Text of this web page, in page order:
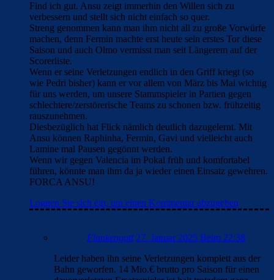
Find ich gut. Ansu zeigt immerhin den Willen sich zu
verbessern und stellt sich nicht einfach so quer.
Streng genommen kann man ihm nicht all zu große Vorwürfe
machen, denn Fermin machte erst heute sein erstes Tor diese
Saison und auch Olmo vermisst man seit Längerem auf der
Scorerliste.
Wenn er seine Verletzungen endlich in den Griff kriegt (so
wie Pedri bisher) kann er vor allem von März bis Mai wichtig
für uns werden, um unsere Stammspieler in Partien gegen
schlechtere/zerstörerische Teams zu schonen bzw. frühzeitig
rauszunehmen.
Diesbezüglich hat Flick nämlich deutlich dazugelernt. Mit
Ansu können Raphinha, Fermin, Gavi und vielleicht auch
Lamine mal Pausen gegönnt werden.
Wenn wir gegen Valencia im Pokal früh und komfortabel
führen, könnte man ihm da ja wieder einen Einsatz gewehren.
FORCA ANSU!
Loggen Sie sich ein, um einen Kommentar abzugeben
Flankengott 27. Januar 2025 Beim 22:38
Leider haben ihn seine Verletzungen komplett aus der
Bahn geworfen. 14 Mio.€ brutto pro Saison für einen